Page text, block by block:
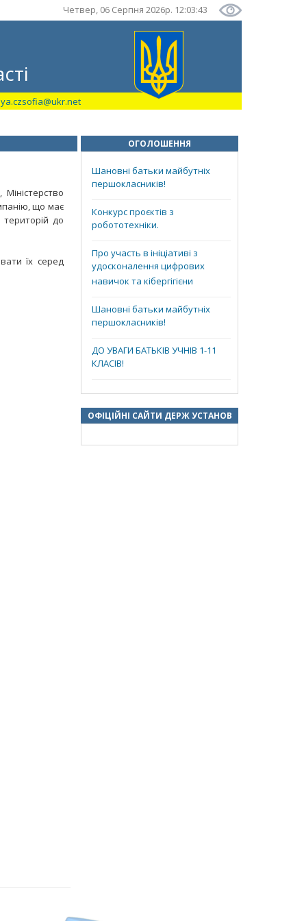
Четвер, 06 Серпня 2026р. 12:03:43
що має
до
їх серед
ОГОЛОШЕННЯ
Шановні батьки майбутніх
першокласників!
Конкурс проєктів з
робототехніки.
Про участь в ініціативі з
удосконалення цифрових
навичок та кібергігієни
Шановні батьки майбутніх
першокласників!
ДО УВАГИ БАТЬКІВ УЧНІВ 1-11
КЛАСІВ!
ОФІЦІЙНІ САЙТИ ДЕРЖ УСТАНОВ